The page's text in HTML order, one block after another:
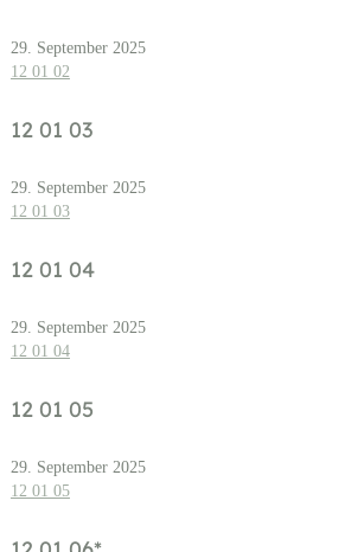
29. September 2025
12 01 02
12 01 03
29. September 2025
12 01 03
12 01 04
29. September 2025
12 01 04
12 01 05
29. September 2025
12 01 05